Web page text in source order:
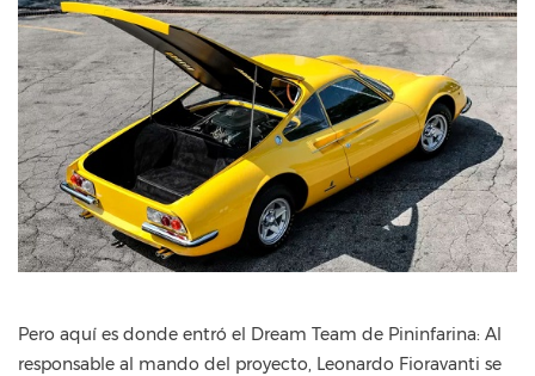
Pero aquí es donde entró el Dream Team de Pininfarina: Al
responsable al mando del proyecto, Leonardo Fioravanti se